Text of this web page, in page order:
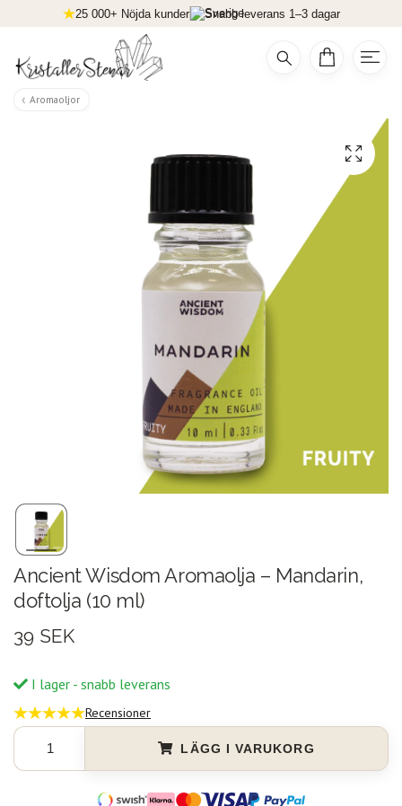
25 000+ Nöjda kunder Snabb leverans 1–3 dagar
Aromaoljor
Ancient Wisdom Aromaolja – Mandarin,
doftolja (10 ml)
39 SEK
I lager - snabb leverans
Recensioner
LÄGG I VARUKORG